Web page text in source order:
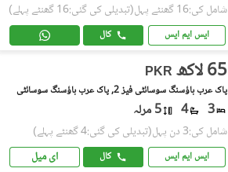
شامل کی:16 گھنٹے پہل (تبدیلی کی گئی:16 گھنٹے پہلے)
ایس ایم ایس کال
PKR 65 لاکھ
پاک عرب ہاؤسنگ سوسائٹی فیز 2, پاک عرب ہاؤسنگ سوسائٹی
3
4 5 مرلہ
شامل کی:3 دن پہل (تبدیلی کی گئی:4 گھنٹے پہلے)
ایس ایم ایس کال ای میل